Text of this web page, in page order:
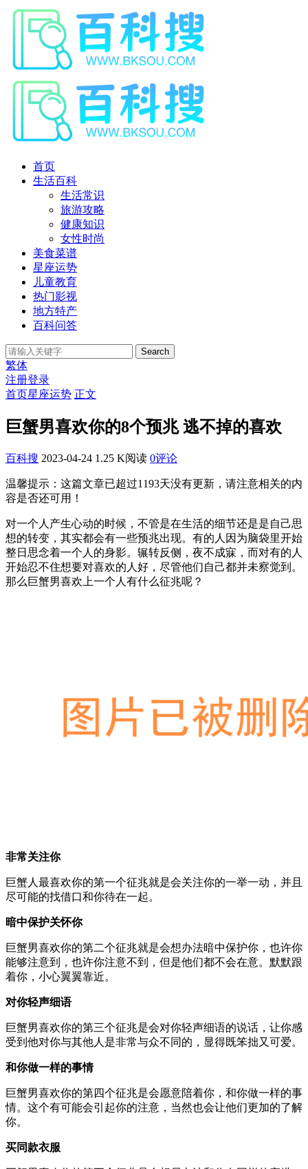
首页
生活百科
生活常识
旅游攻略
健康知识
女性时尚
美食菜谱
星座运势
儿童教育
热门影视
地方特产
百科问答
Search
繁体
注册登录
首页星座运势 正文
巨蟹男喜欢你的8个预兆 逃不掉的喜欢
百科搜 2023-04-24 1.25 K阅读 0评论
温馨提示：这篇文章已超过1193天没有更新，请注意相关的内
容是否还可用！
对一个人产生心动的时候，不管是在生活的细节还是是自己思
想的转变，其实都会有一些预兆出现。有的人因为脑袋里开始
整日思念着一个人的身影。辗转反侧，夜不成寐，而对有的人
开始忍不住想要对喜欢的人好，尽管他们自己都并未察觉到。
那么巨蟹男喜欢上一个人有什么征兆呢？
非常关注你
巨蟹人最喜欢你的第一个征兆就是会关注你的一举一动，并且
尽可能的找借口和你待在一起。
暗中保护关怀你
巨蟹男喜欢你的第二个征兆就是会想办法暗中保护你，也许你
能够注意到，也许你注意不到，但是他们都不会在意。默默跟
着你，小心翼翼靠近。
对你轻声细语
巨蟹男喜欢你的第三个征兆是会对你轻声细语的说话，让你感
受到他对你与其他人是非常与众不同的，显得既笨拙又可爱。
和你做一样的事情
巨蟹男喜欢你的第四个征兆是会愿意陪着你，和你做一样的事
情。这个有可能会引起你的注意，当然也会让他们更加的了解
你。
买同款衣服